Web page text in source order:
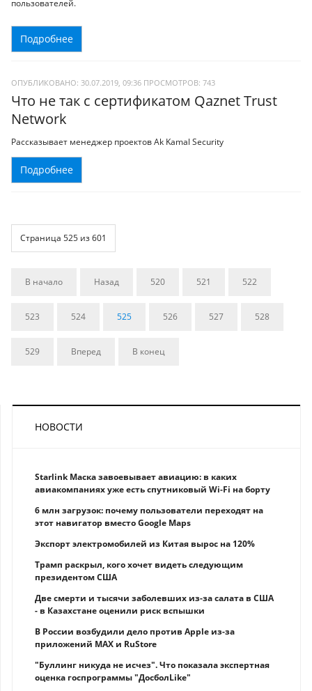
пользователей.
Подробнее
ОПУБЛИКОВАНО: 30.07.2019, 09:36 ПРОСМОТРОВ: 743
Что не так с сертификатом Qaznet Trust
Network
Рассказывает менеджер проектов Ak Kamal Security
Подробнее
Страница 525 из 601
В начало Назад 520 521 522
523 524 525 526 527 528
529 Вперед В конец
НОВОСТИ
Starlink Маска завоевывает авиацию: в каких
авиакомпаниях уже есть спутниковый Wi-Fi на борту
6 млн загрузок: почему пользователи переходят на
этот навигатор вместо Google Maps
Экспорт электромобилей из Китая вырос на 120%
Трамп раскрыл, кого хочет видеть следующим
президентом США
Две смерти и тысячи заболевших из-за салата в США
- в Казахстане оценили риск вспышки
В России возбудили дело против Apple из-за
приложений MAX и RuStore
"Буллинг никуда не исчез". Что показала экспертная
оценка госпрограммы "ДосболLike"